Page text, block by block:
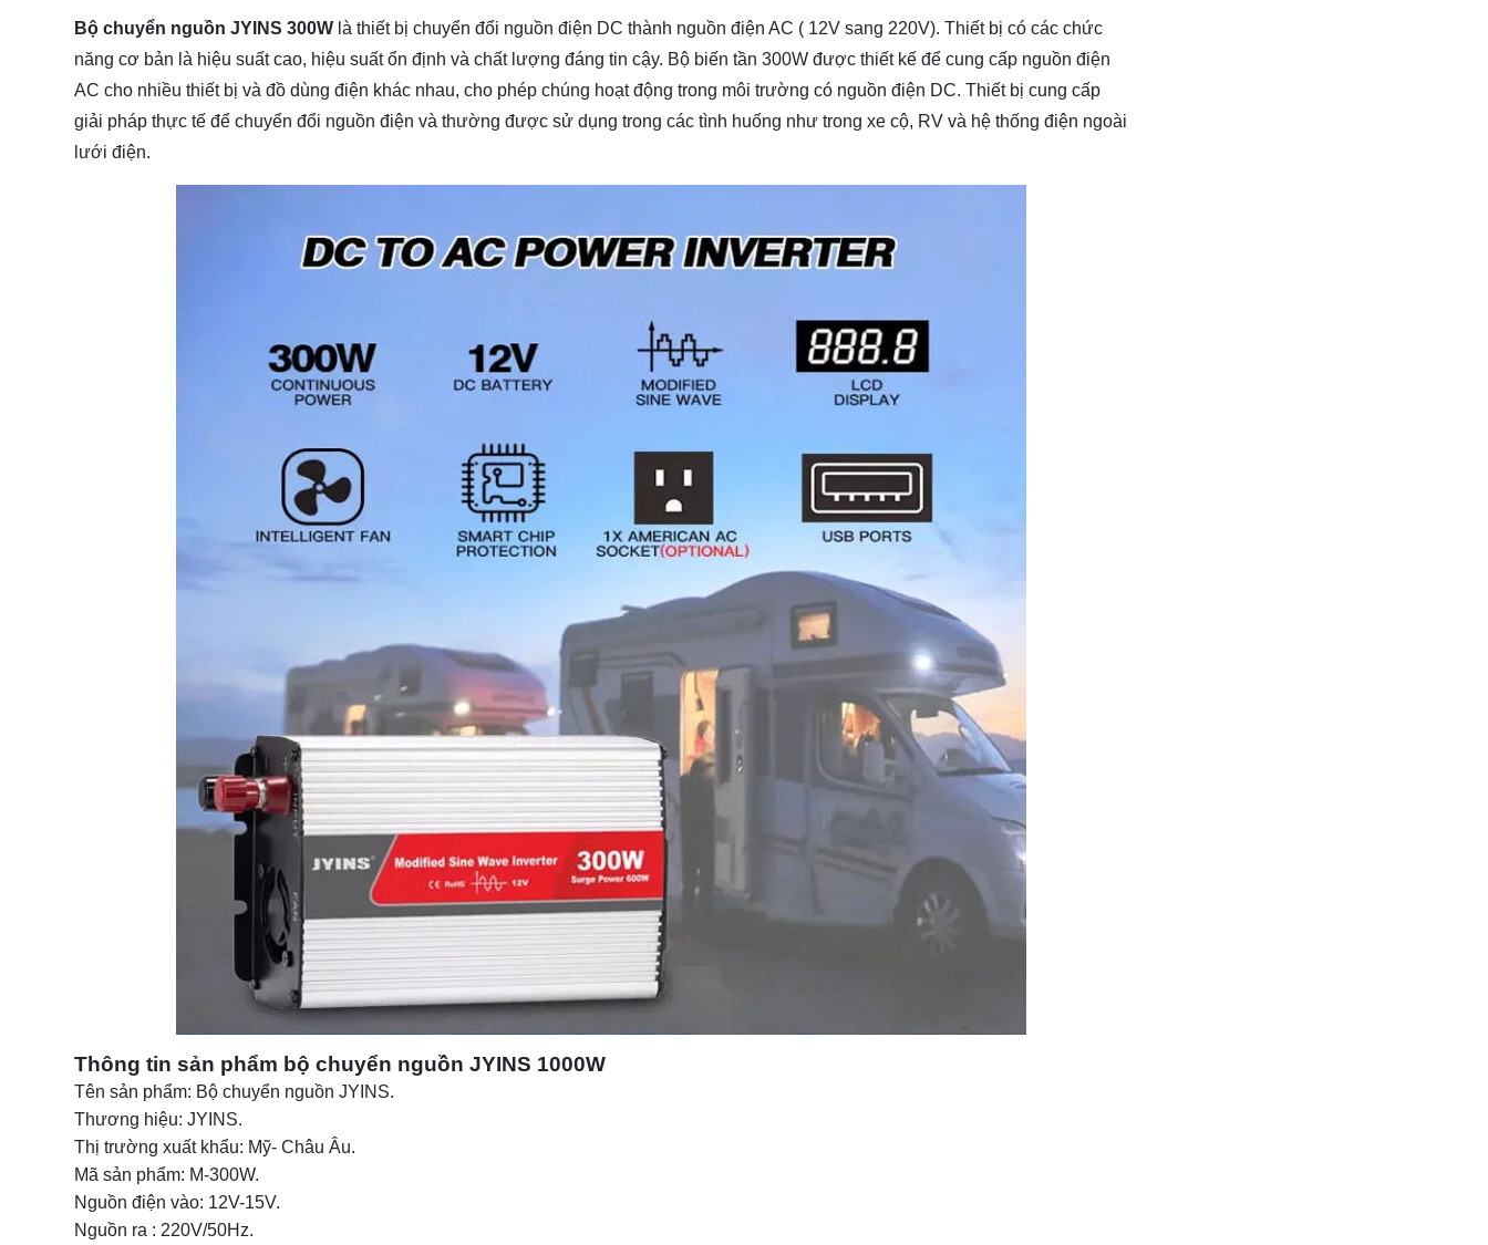
Bộ chuyển nguồn JYINS 300W là thiết bị chuyển đổi nguồn điện DC thành nguồn điện AC ( 12V sang 220V). Thiết bị có các chức
năng cơ bản là hiệu suất cao, hiệu suất ổn định và chất lượng đáng tin cậy. Bộ biến tần 300W được thiết kế để cung cấp nguồn điện
AC cho nhiều thiết bị và đồ dùng điện khác nhau, cho phép chúng hoạt động trong môi trường có nguồn điện DC. Thiết bị cung cấp
giải pháp thực tế để chuyển đổi nguồn điện và thường được sử dụng trong các tình huống như trong xe cộ, RV và hệ thống điện ngoài
lưới điện.
Thông tin sản phẩm bộ chuyển nguồn JYINS 1000W
Tên sản phẩm: Bộ chuyển nguồn JYINS.
Thương hiệu: JYINS.
Thị trường xuất khẩu: Mỹ- Châu Âu.
Mã sản phẩm: M-300W.
Nguồn điện vào: 12V-15V.
Nguồn ra : 220V/50Hz.